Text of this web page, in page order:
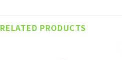
RELATED PRODUCTS